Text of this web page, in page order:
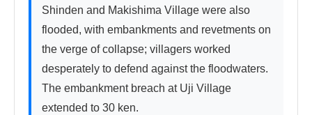
Shinden and Makishima Village were also
flooded, with embankments and revetments on
the verge of collapse; villagers worked
desperately to defend against the floodwaters.
The embankment breach at Uji Village
extended to 30 ken.